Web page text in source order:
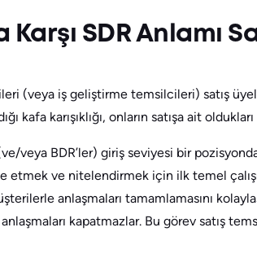
Karşı SDR Anlamı
(veya iş geliştirme temsilcileri) satış
kafa karışıklığı, onların satışa ait
veya BDR’ler) giriş seviyesi bir
etmek ve nitelendirmek için ilk temel
anlaşmaları tamamlamasını
kapatmazlar. Bu görev satış